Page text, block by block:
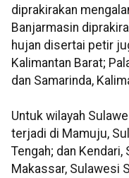
diprakirakan
Banjarmasin
hujan disertai petir
Kalimantan Barat;
dan Samarinda,
Untuk wilayah
terjadi di Mamuju,
Tengah; dan
Makassar, Sulawesi